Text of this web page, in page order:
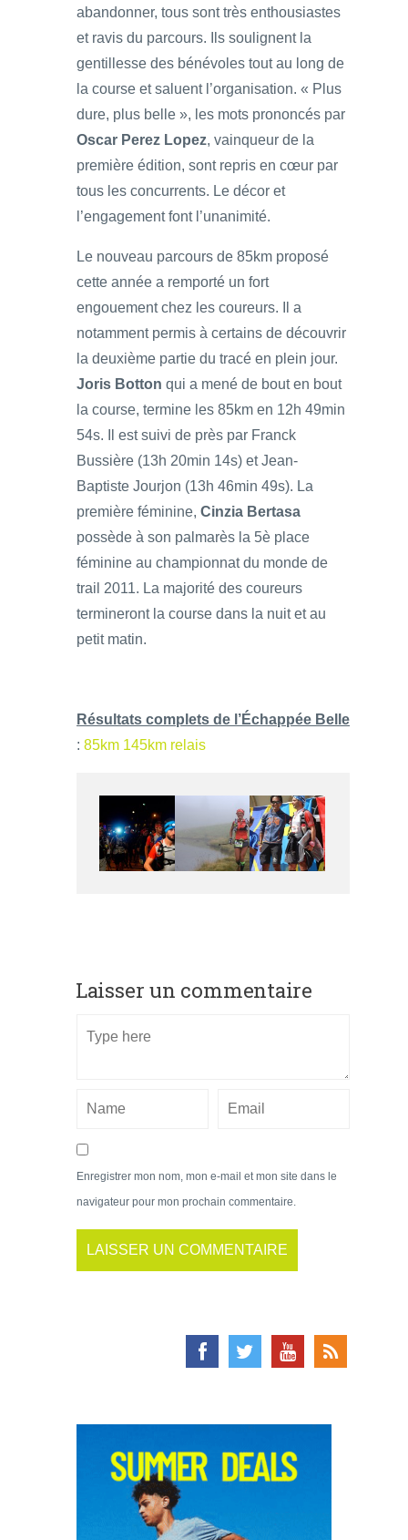
abandonner, tous sont très enthousiastes
et ravis du parcours. Ils soulignent la
gentillesse des bénévoles tout au long de
la course et saluent l’organisation. « Plus
dure, plus belle », les mots prononcés par
Oscar Perez Lopez, vainqueur de la
première édition, sont repris en cœur par
tous les concurrents. Le décor et
l’engagement font l’unanimité.
Le nouveau parcours de 85km proposé
cette année a remporté un fort
engouement chez les coureurs. Il a
notamment permis à certains de découvrir
la deuxième partie du tracé en plein jour.
Joris Botton qui a mené de bout en bout
la course, termine les 85km en 12h 49min
54s. Il est suivi de près par Franck
Bussière (13h 20min 14s) et Jean-
Baptiste Jourjon (13h 46min 49s). La
première féminine, Cinzia Bertasa
possède à son palmarès la 5è place
féminine au championnat du monde de
trail 2011. La majorité des coureurs
termineront la course dans la nuit et au
petit matin.
Résultats complets de l’Échappée Belle
: 85km 145km relais
Laisser un commentaire
Enregistrer mon nom, mon e-mail et mon site dans le
navigateur pour mon prochain commentaire.